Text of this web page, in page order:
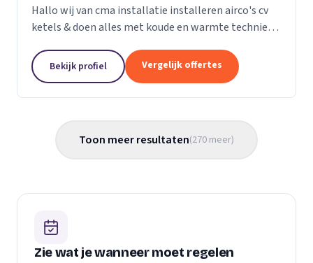
Hallo wij van cma installatie installeren airco's cv
ketels & doen alles met koude en warmte techniek
werkzaamheden. U kunt gerust een kijkje nemen
op...
Bekijk profiel Vergelijk offertes
Toon meer resultaten(270 meer)
Zie wat je wanneer moet regelen